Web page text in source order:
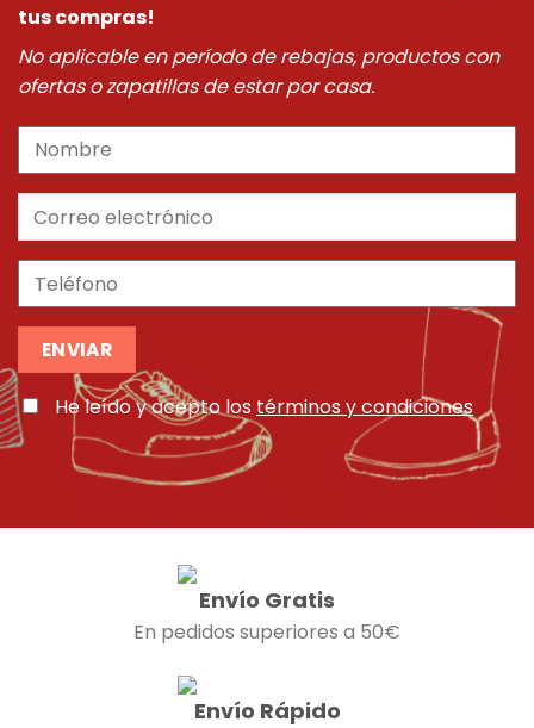
tus compras!
No aplicable en período de rebajas, productos con
ofertas o zapatillas de estar por casa.
He leído y acepto los términos y condiciones
Envío Gratis
En pedidos superiores a 50€
Envío Rápido